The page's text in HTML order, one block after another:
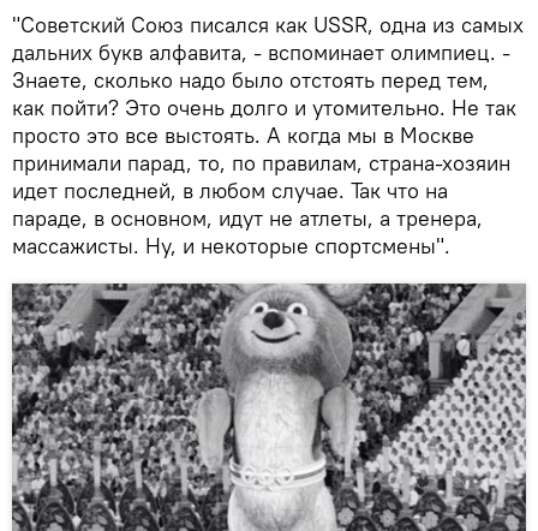
"Советский Союз писался как USSR, одна из самых
дальних букв алфавита, - вспоминает олимпиец. -
Знаете, сколько надо было отстоять перед тем,
как пойти? Это очень долго и утомительно. Не так
просто это все выстоять. А когда мы в Москве
принимали парад, то, по правилам, страна-хозяин
идет последней, в любом случае. Так что на
параде, в основном, идут не атлеты, а тренера,
массажисты. Ну, и некоторые спортсмены".